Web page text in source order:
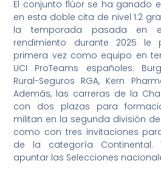
El conjunto flúor se ha ganado
en esta doble cita de nivel 1.2
la temporada pasada en el
rendimiento durante 2025 le
primera vez como equipo en
UCI ProTeams españoles:
Rural-Seguros RGA, Kern
Además, las carreras de la
con dos plazas para
militan en la segunda división
como con tres invitaciones
de la categoría Continental.
apuntar las Selecciones